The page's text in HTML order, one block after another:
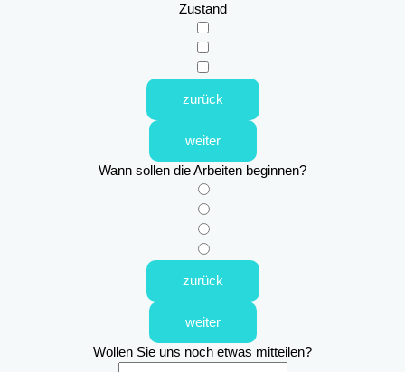
Zustand
zurück
weiter
Wann sollen die Arbeiten beginnen?
zurück
weiter
Wollen Sie uns noch etwas mitteilen?